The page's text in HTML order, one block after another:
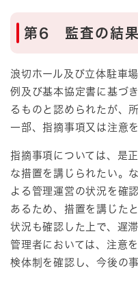
第6 監査の結果
浪切ホール及び立体駐車
例及び基本協定書に基づ
るものと認められたが、
一部、指摘事項又は注意
指摘事項については、是
な措置を講じられたい。
よる管理運営の状況を確
あるため、措置を講じた
状況も確認した上で、遅
管理者においては、注意
検体制を確認し、今後の